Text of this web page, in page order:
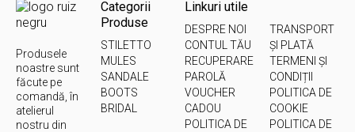
Produsele
noastre sunt
făcute pe
comandă, în
atelierul
nostru din
Categorii
Produse
STILETTO
MULES
SANDALE
BOOTS
BRIDAL
Linkuri utile
DESPRE NOI
CONTUL TĂU
RECUPERARE
PAROLĂ
VOUCHER
CADOU
POLITICA DE
TRANSPORT
ȘI PLATĂ
TERMENI ȘI
CONDIȚII
POLITICA DE
COOKIE
POLITICA DE